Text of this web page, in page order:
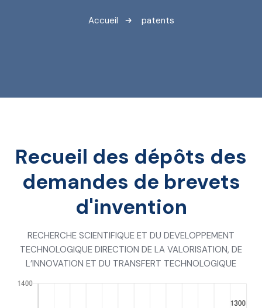
Accueil patents
Recueil des dépôts des
demandes de brevets
d'invention
RECHERCHE SCIENTIFIQUE ET DU DEVELOPPEMENT
TECHNOLOGIQUE DIRECTION DE LA VALORISATION, DE
L’INNOVATION ET DU TRANSFERT TECHNOLOGIQUE